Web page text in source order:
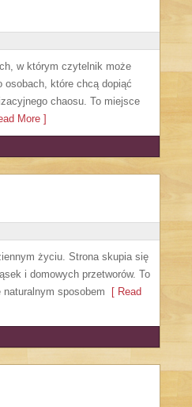
w którym czytelnik może
osobach, które chcą dopiąć
chaosu. To miejsce
More ]
życiu. Strona skupia się
i domowych przetworów. To
sposobem [ Read